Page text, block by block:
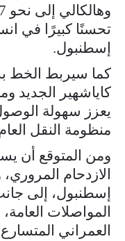
تحسنًا كبيرًا في
إسطنبول.
كما سيربط الخط
كاياشهير الجديد
يعزز سهولة
منظومة النقل
ومن المتوقع أن
الازدحام
إسطنبول، إلى
المواصلات
العمراني